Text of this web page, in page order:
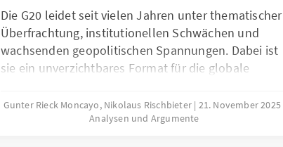
Die G20 leidet seit vielen Jahren unter thematischer
Überfrachtung, institutionellen Schwächen und
wachsenden geopolitischen Spannungen. Dabei ist
sie ein unverzichtbares Format für die globale
und Wirksamkeit zurückgewinnen. Dies kann nur
gelingen, wenn die G20 sich auf ihr Kernmandat
Gunter Rieck Moncayo, Nikolaus Rischbieter 21. November 2025
Analysen und Argumente